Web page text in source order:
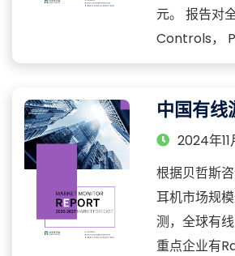
元。 报告对
Controls，
中国有线
2024年
根据贝哲斯
耳机市场规
测，全球有
重点企业有